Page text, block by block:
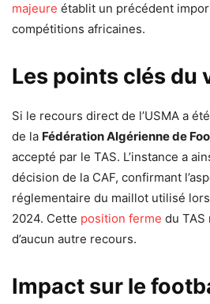
majeure établit un précédent
compétitions africaines.
Les points clés du
Si le recours direct de l’USMA a
de la Fédération Algérienne de
accepté par le TAS. L’instance a
décision de la CAF, confirmant
réglementaire du maillot utilisé
2024. Cette position ferme du TAS
d’aucun autre recours.
Impact sur le